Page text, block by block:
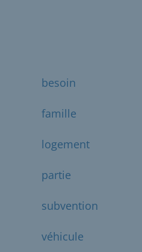
besoin
famille
logement
partie
subvention
véhicule